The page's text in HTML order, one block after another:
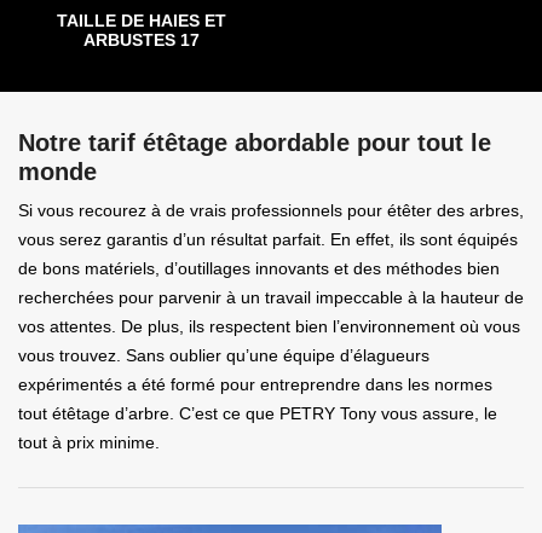
TAILLE DE HAIES ET
ARBUSTES 17
Notre tarif étêtage abordable pour tout le
monde
Si vous recourez à de vrais professionnels pour étêter des arbres,
vous serez garantis d’un résultat parfait. En effet, ils sont équipés
de bons matériels, d’outillages innovants et des méthodes bien
recherchées pour parvenir à un travail impeccable à la hauteur de
vos attentes. De plus, ils respectent bien l’environnement où vous
vous trouvez. Sans oublier qu’une équipe d’élagueurs
expérimentés a été formé pour entreprendre dans les normes
tout étêtage d’arbre. C’est ce que PETRY Tony vous assure, le
tout à prix minime.